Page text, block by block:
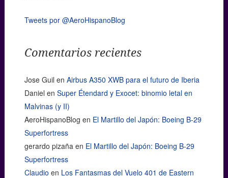
Tweets por @AeroHispanoBlog
Comentarios recientes
Jose Guil en Airbus A350 XWB para el futuro de Iberia
Daniel en Super Étendard y Exocet: binomio letal en
Malvinas (y II)
AeroHispanoBlog en El Martillo del Japón: Boeing B-29
Superfortress
gerardo pizaña en El Martillo del Japón: Boeing B-29
Superfortress
Claudio en Los Fantasmas del Vuelo 401 de Eastern